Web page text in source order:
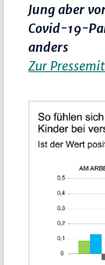
Jung aber
Covid-19-
anders
Zur